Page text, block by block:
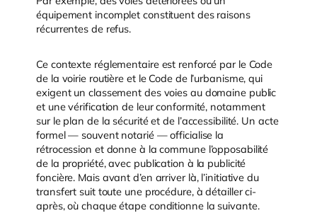
équipement incomplet constituent des raisons
récurrentes de refus.
Ce contexte réglementaire est renforcé par le Code
de la voirie routière et le Code de l’urbanisme, qui
exigent un classement des voies au domaine public
et une vérification de leur conformité, notamment
sur le plan de la sécurité et de l’accessibilité. Un acte
formel — souvent notarié — officialise la
rétrocession et donne à la commune l’opposabilité
de la propriété, avec publication à la publicité
foncière. Mais avant d’en arriver là, l’initiative du
transfert suit toute une procédure, à détailler ci-
après, où chaque étape conditionne la suivante.